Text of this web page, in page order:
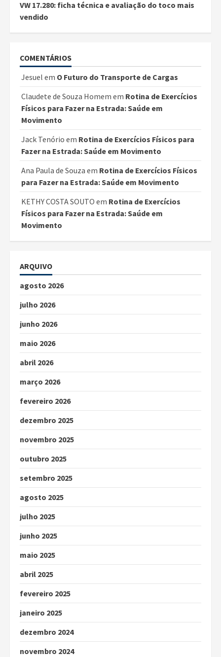
VW 17.280: ficha técnica e avaliação do toco mais
vendido
COMENTÁRIOS
Jesuel em O Futuro do Transporte de Cargas
Claudete de Souza Homem em Rotina de Exercícios
Físicos para Fazer na Estrada: Saúde em
Movimento
Jack Tenório em Rotina de Exercícios Físicos para
Fazer na Estrada: Saúde em Movimento
Ana Paula de Souza em Rotina de Exercícios Físicos
para Fazer na Estrada: Saúde em Movimento
KETHY COSTA SOUTO em Rotina de Exercícios
Físicos para Fazer na Estrada: Saúde em
Movimento
ARQUIVO
agosto 2026
julho 2026
junho 2026
maio 2026
abril 2026
março 2026
fevereiro 2026
dezembro 2025
novembro 2025
outubro 2025
setembro 2025
agosto 2025
julho 2025
junho 2025
maio 2025
abril 2025
fevereiro 2025
janeiro 2025
dezembro 2024
novembro 2024